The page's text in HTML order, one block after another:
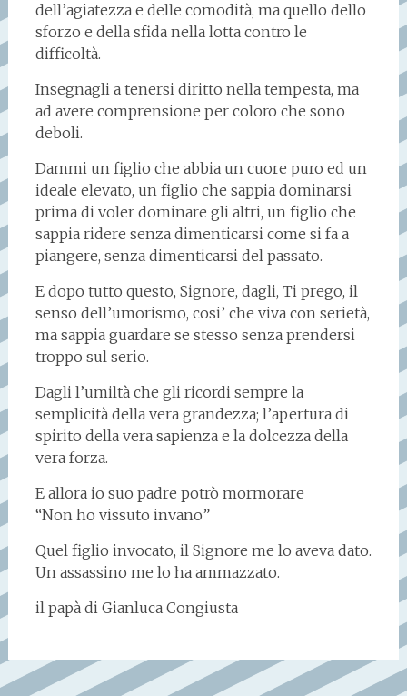
dell’agiatezza e delle comodità, ma quello dello
sforzo e della sfida nella lotta contro le
difficoltà.
Insegnagli a tenersi diritto nella tempesta, ma
ad avere comprensione per coloro che sono
deboli.
Dammi un figlio che abbia un cuore puro ed un
ideale elevato, un figlio che sappia dominarsi
prima di voler dominare gli altri, un figlio che
sappia ridere senza dimenticarsi come si fa a
piangere, senza dimenticarsi del passato.
E dopo tutto questo, Signore, dagli, Ti prego, il
senso dell’umorismo, cosi’ che viva con serietà,
ma sappia guardare se stesso senza prendersi
troppo sul serio.
Dagli l’umiltà che gli ricordi sempre la
semplicità della vera grandezza; l’apertura di
spirito della vera sapienza e la dolcezza della
vera forza.
E allora io suo padre potrò mormorare
“Non ho vissuto invano”
Quel figlio invocato, il Signore me lo aveva dato.
Un assassino me lo ha ammazzato.
il papà di Gianluca Congiusta